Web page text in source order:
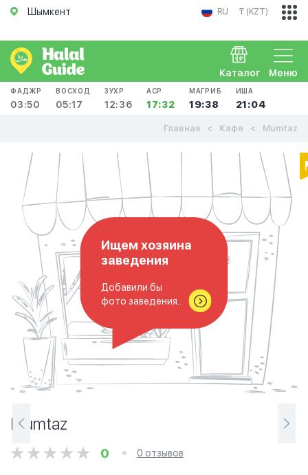
Шымкент RU ₸ (KZT)
Меню
Каталог
ФАДЖР
03:50
ВОСХОД
05:17
ЗУХР
12:36
АСР
17:32
МАГРИБ
19:38
ИША
21:04
Главная Кафе Mumtaz
Ищем хозяина
заведения
Добавили бы
фото заведения..
Mumtaz
0 0 отзывов